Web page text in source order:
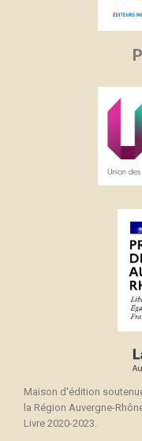
Maison d'édition
la Région Auvergne-
Livre 2020-2023.